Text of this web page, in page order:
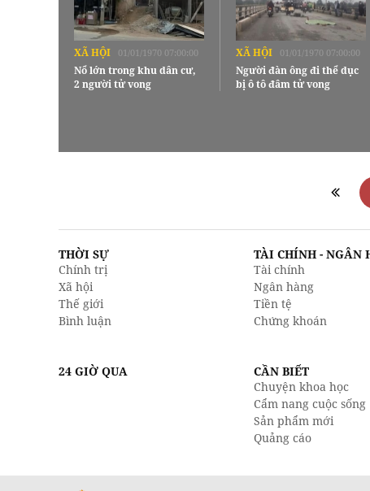
XÃ HỘI 01/01/1970 07:00:00
Nổ lớn trong khu dân cư,
2 người tử vong
XÃ HỘI 01/01/1970 07:00:00
Người đàn ông đi thể dục
bị ô tô đâm tử vong
THỜI SỰ
Chính trị
Xã hội
Thế giới
Bình luận
TÀI CHÍNH - NGÂN
Tài chính
Ngân hàng
Tiền tệ
Chứng khoán
24 GIỜ QUA
CẦN BIẾT
Chuyện khoa học
Cẩm nang cuộc sống
Sản phẩm mới
Quảng cáo